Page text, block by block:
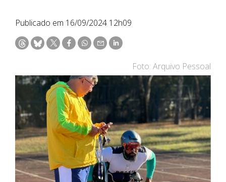
Publicado em 16/09/2024 12h09
Foto: Arquivo Pessoal